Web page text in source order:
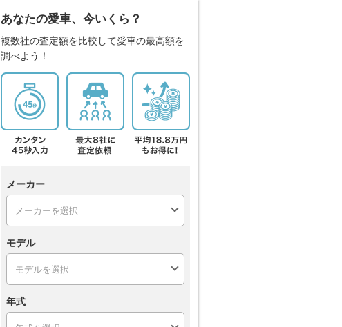
あなたの愛車、今いくら？
複数社の査定額を比較して愛車の最高額を
調べよう！
メーカー
モデル
年式